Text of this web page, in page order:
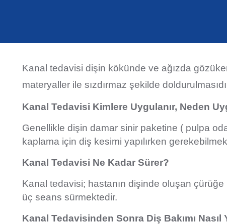
Kanal tedavisi dişin kökünde ve ağızda
materyaller ile sızdırmaz şekilde
Kanal Tedavisi Kimlere Uygulanır, Neden
Genellikle dişin damar sinir paketine ( pulpa
kaplama için diş kesimi yapılırken
Kanal Tedavisi Ne Kadar Sürer?
Kanal tedavisi; hastanın dişinde oluşan
üç seans sürmektedir.
Kanal Tedavisinden Sonra Diş Bakımı Nasıl